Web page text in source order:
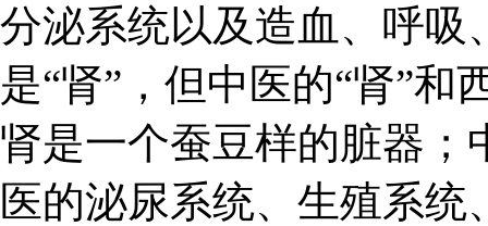
分泌系统以及造血、呼吸
是“肾”，但中医的“肾”和
肾是一个蚕豆样的脏器；
医的泌尿系统、生殖系